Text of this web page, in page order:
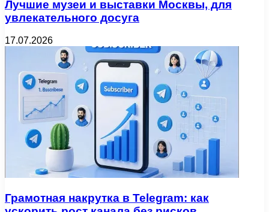
Лучшие музеи и выставки Москвы, для
увлекательного досуга
17.07.2026
Грамотная накрутка в Telegram: как